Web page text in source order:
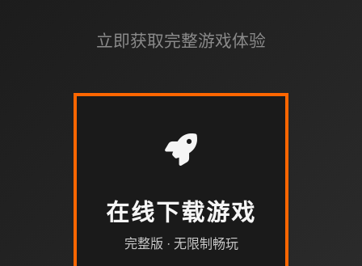
立即获取完整游戏体验
在线下载游戏
完整版 · 无限制畅玩